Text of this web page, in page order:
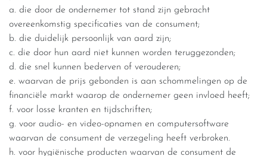
a. die door de ondernemer tot stand zijn gebracht
overeenkomstig specificaties van de consument;
b. die duidelijk persoonlijk van aard zijn;
c. die door hun aard niet kunnen worden teruggezonden;
d. die snel kunnen bederven of verouderen;
e. waarvan de prijs gebonden is aan schommelingen op de
financiële markt waarop de ondernemer geen invloed heeft;
f. voor losse kranten en tijdschriften;
g. voor audio- en video-opnamen en computersoftware
waarvan de consument de verzegeling heeft verbroken.
h. voor hygiënische producten waarvan de consument de